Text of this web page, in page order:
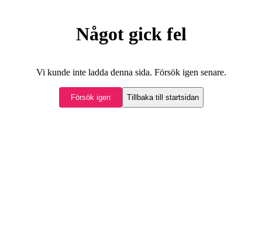
Något gick fel
Vi kunde inte ladda denna sida. Försök igen senare.
Försök igen Tillbaka till startsidan